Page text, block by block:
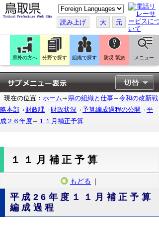
こ
の
ペ
ー
ジ
翻
訳
す
る
読み上げ 大 元
県外の方へ 分野で探す 組織で探す 防災 緊急 メニュー
現在の位置： ホーム 県の組織と仕事
令和の改新戦
略本部
財政課 財政状況 予算編成過程の公開
平
成２６年度
１１月補正予算
１１月補正予算
もどる ｜
平成26年度１１月補正予算
編成過程